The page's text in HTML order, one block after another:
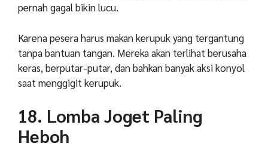
pernah gagal bikin lucu.
Karena pesera harus makan kerupuk yang tergantung
tanpa bantuan tangan. Mereka akan terlihat berusaha
keras, berputar-putar, dan bahkan banyak aksi konyol
saat menggigit kerupuk.
18. Lomba Joget Paling
Heboh